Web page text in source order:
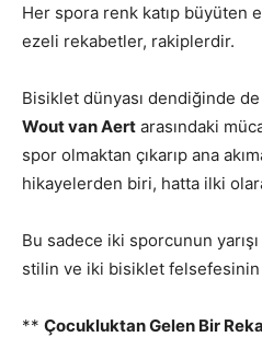
Her spora renk katıp büyüten
ezeli rekabetler, rakiplerdir.
Bisiklet dünyası dendiğinde de
Wout van Aert arasındaki
spor olmaktan çıkarıp ana
hikayelerden biri, hatta ilki
Bu sadece iki sporcunun
stilin ve iki bisiklet felsefesinin
** Çocukluktan Gelen Bir